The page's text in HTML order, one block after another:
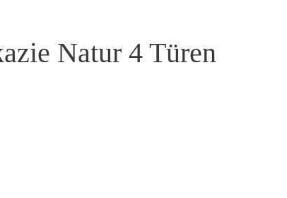
Natur 4 Türen